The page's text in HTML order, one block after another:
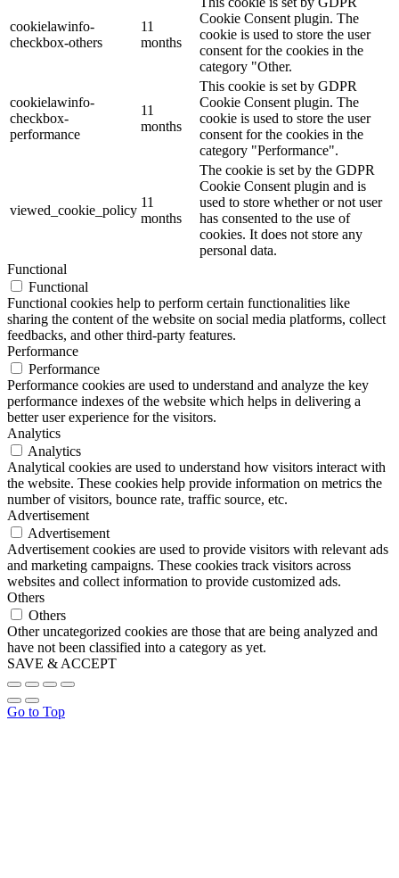
cookielawinfo-
checkbox-others
11
months
Cookie Consent plugin. The
cookie is used to store the user
consent for the cookies in the
category "Other.
cookielawinfo-
checkbox-
performance
11
months
This cookie is set by GDPR
Cookie Consent plugin. The
cookie is used to store the user
consent for the cookies in the
category "Performance".
viewed_cookie_policy
11
months
The cookie is set by the GDPR
Cookie Consent plugin and is
used to store whether or not user
has consented to the use of
cookies. It does not store any
personal data.
Functional
Functional
Functional cookies help to perform certain functionalities like
sharing the content of the website on social media platforms, collect
feedbacks, and other third-party features.
Performance
Performance
Performance cookies are used to understand and analyze the key
performance indexes of the website which helps in delivering a
better user experience for the visitors.
Analytics
Analytics
Analytical cookies are used to understand how visitors interact with
the website. These cookies help provide information on metrics the
number of visitors, bounce rate, traffic source, etc.
Advertisement
Advertisement
Advertisement cookies are used to provide visitors with relevant ads
and marketing campaigns. These cookies track visitors across
websites and collect information to provide customized ads.
Others
Others
Other uncategorized cookies are those that are being analyzed and
have not been classified into a category as yet.
SAVE & ACCEPT
Go to Top